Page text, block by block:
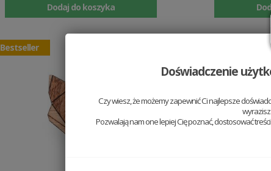
Dodaj do koszyka
Bestseller
Doświadczenie
Czy wiesz, że możemy zapewnić Ci najlepsze
Pozwalają nam one lepiej Cię poznać, dostosować